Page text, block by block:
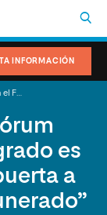
INFORMACIÓN
es
a